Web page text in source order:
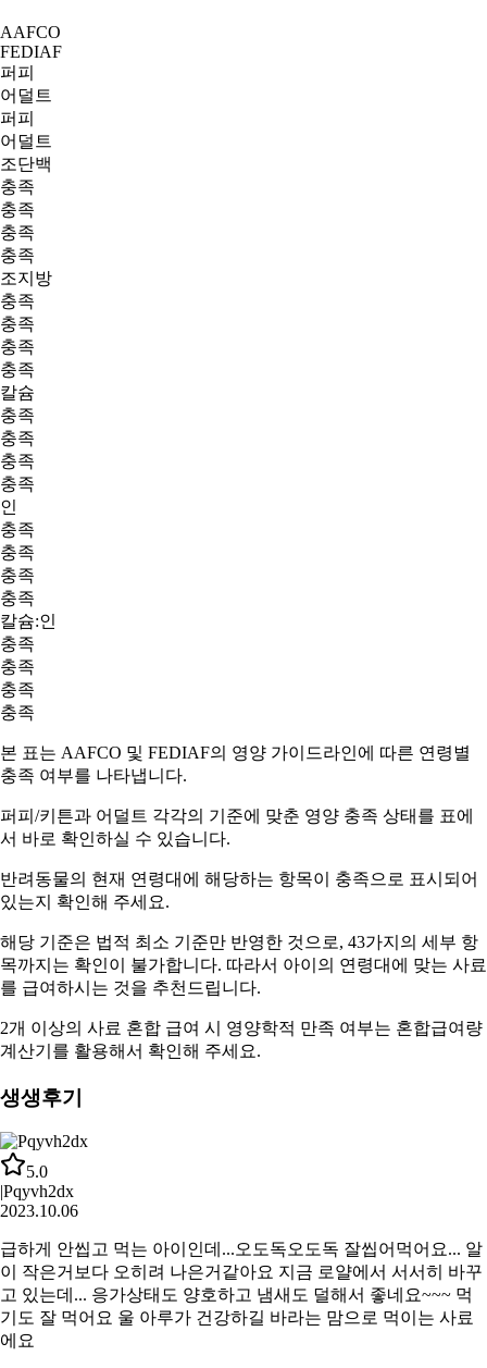
AAFCO
FEDIAF
퍼피
어덜트
퍼피
어덜트
조단백
충족
충족
충족
충족
조지방
충족
충족
충족
충족
칼슘
충족
충족
충족
충족
인
충족
충족
충족
충족
칼슘:인
충족
충족
충족
충족
본 표는 AAFCO 및 FEDIAF의 영양 가이드라인에 따른 연령별
충족 여부를 나타냅니다.
퍼피/키튼과 어덜트 각각의 기준에 맞춘 영양 충족 상태를 표에
서 바로 확인하실 수 있습니다.
반려동물의 현재 연령대에 해당하는 항목이 충족으로 표시되어
있는지 확인해 주세요.
해당 기준은 법적 최소 기준만 반영한 것으로, 43가지의 세부 항
목까지는 확인이 불가합니다. 따라서 아이의 연령대에 맞는 사료
를 급여하시는 것을 추천드립니다.
2개 이상의 사료 혼합 급여 시 영양학적 만족 여부는 혼합급여량
계산기 를 활용해서 확인해 주세요.
생생후기
5.0
|Pqyvh2dx
2023.10.06
급하게 안씹고 먹는 아이인데...오도독오도독 잘씹어먹어요... 알
이 작은거보다 오히려 나은거같아요 지금 로얄에서 서서히 바꾸
고 있는데... 응가상태도 양호하고 냄새도 덜해서 좋네요~~~ 먹
기도 잘 먹어요 울 아루가 건강하길 바라는 맘으로 먹이는 사료
에요